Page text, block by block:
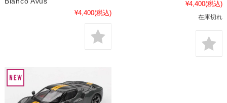
¥4,400(税込)
¥4,400(税込)
在庫切れ